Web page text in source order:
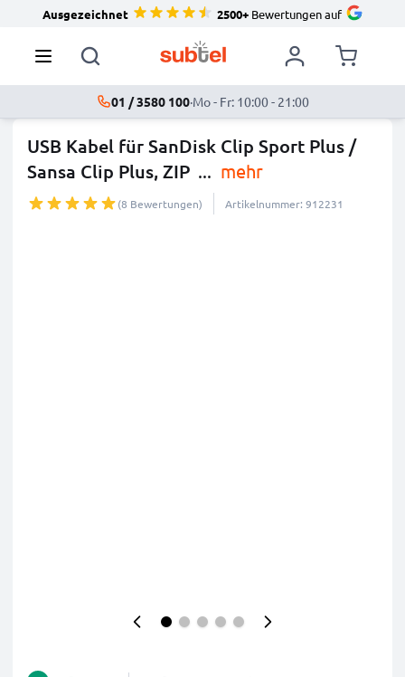
Ausgezeichnet 2500+Bewertungen auf
01 / 3580 100·Mo - Fr: 10:00 - 21:00
USB Kabel für SanDisk Clip Sport Plus /
Sansa Clip Plus, ZIP ... mehr
(8 Bewertungen) Artikelnummer: 912231